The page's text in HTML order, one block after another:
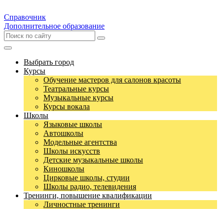
Справочник
Дополнительное образование
Выбрать город
Курсы
Обучение мастеров для салонов красоты
Театральные курсы
Музыкальные курсы
Курсы вокала
Школы
Языковые школы
Автошколы
Модельные агентства
Школы искусств
Детские музыкальные школы
Киношколы
Цирковые школы, студии
Школы радио, телевидения
Тренинги, повышение квалификации
Личностные тренинги